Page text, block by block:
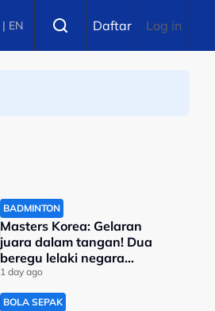
| EN Daftar Log in
BADMINTON
Masters Korea: Gelaran
juara dalam tangan! Dua
beregu lelaki negara
berentap di final
1 day ago
BOLA SEPAK